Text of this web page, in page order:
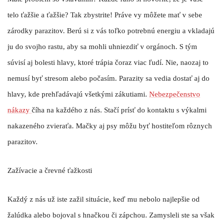
telo ťažšie a ťažšie? Tak zbystrite! Práve vy môžete mať v sebe
zárodky parazitov. Berú si z vás toľko potrebnú energiu a vkladajú
ju do svojho rastu, aby sa mohli uhniezdiť v orgánoch. S tým
súvisí aj bolesti hlavy, ktoré trápia čoraz viac ľudí. Nie, naozaj to
nemusí byť stresom alebo počasím. Parazity sa vedia dostať aj do
hlavy, kde prehľadávajú všetkými zákutiami. Nebezpečenstvo
nákazy číha na každého z nás. Stačí prísť do kontaktu s výkalmi
nakazeného zvieraťa. Mačky aj psy môžu byť hostiteľom rôznych
parazitov.
Zažívacie a črevné ťažkosti
Každý z nás už iste zažil situácie, keď mu nebolo najlepšie od
žalúdka alebo bojoval s hnačkou či zápchou. Zamysleli ste sa však